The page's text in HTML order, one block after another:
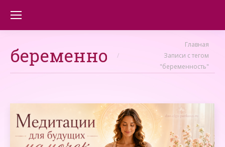
беременность
Главная
Записи с тегом
"беременность"